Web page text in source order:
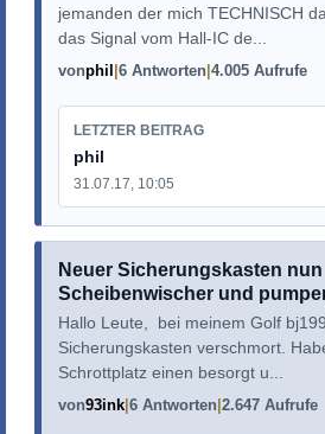
jemanden der mich TECHNISCH
das Signal vom Hall-IC de...
vonphil 6 Antworten 4.005 Aufrufe
LETZTER BEITRAG
phil
31.07.17, 10:05
Neuer Sicherungskasten nun
Scheibenwischer und
Hallo Leute, bei meinem Golf
Sicherungskasten verschmort.
Schrottplatz einen besorgt u...
von93ink 6 Antworten 2.647 Aufrufe